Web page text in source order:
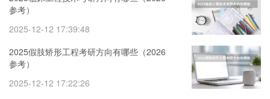
参考）
2025-12-12 17:39:48
2025假肢矫形工程考研方向有哪些（2026
参考）
2025-12-12 17:22:26